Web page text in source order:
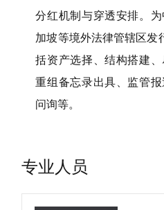
分红机制与穿透安排。
加坡等境外法律管辖区发
括资产选择、结构搭建、
重组备忘录出具、监管
问询等。
专业人员